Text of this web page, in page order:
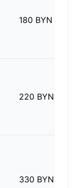
180 BYN
220 BYN
330 BYN